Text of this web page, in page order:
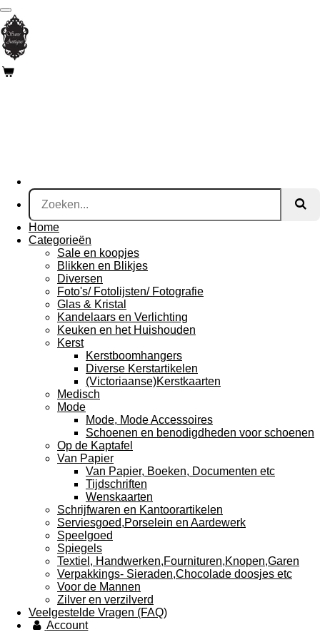
Ga
direct
naar
de
hoofdinhoud
Home
Categorieën
Sale en koopjes
Blikken en Blikjes
Diversen
Foto's/ Fotolijsten/ Fotografie
Glas & Kristal
Kandelaars en Verlichting
Keuken en het Huishouden
Kerst
Kerstboomhangers
Diverse Kerstartikelen
(Victoriaanse)Kerstkaarten
Medisch
Mode
Mode, Mode Accessoires
Schoenen en benodigdheden voor schoenen
Op de Kaptafel
Van Papier
Van Papier, Boeken, Documenten etc
Tijdschriften
Wenskaarten
Schrijfwaren en Kantoorartikelen
Serviesgoed,Porselein en Aardewerk
Speelgoed
Spiegels
Textiel, Handwerken,Fournituren,Knopen,Garen
Verpakkings- Sieraden,Chocolade doosjes etc
Voor de Mannen
Zilver en verzilverd
Veelgestelde Vragen (FAQ)
Account